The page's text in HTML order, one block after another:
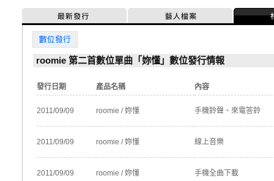
最新發行 藝人檔案
數位發行
roomie 第二首數位單曲「妳懂」數位發行情報
發行日期 產品名稱 內容
2011/09/09 roomie / 妳懂 手機鈴聲、來電答鈴
2011/09/09 roomie / 妳懂 線上音樂
2011/09/09 roomie / 妳懂 手機全曲下載